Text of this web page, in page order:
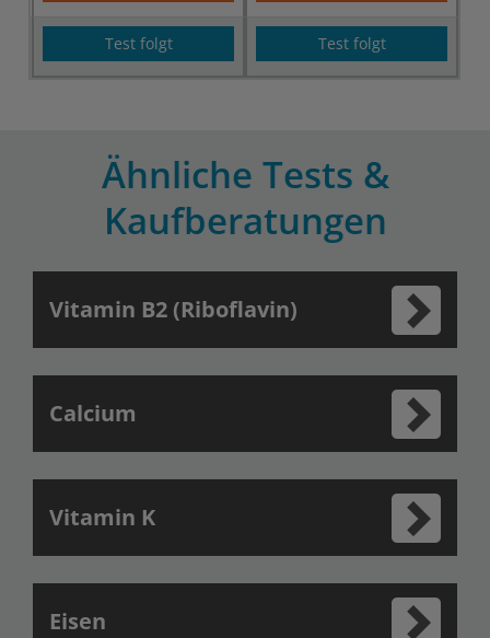
Test folgt Test folgt
Ähnliche Tests &
Kaufberatungen
Vitamin B2 (Riboflavin)
Calcium
Vitamin K
Eisen